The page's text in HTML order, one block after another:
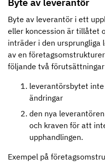
Byte av leverantör i ett
eller koncession är tillåtet
inträder i den
av en
följande två
leverantörsbytet
ändringar
den nya
och kraven för att
upphandlingen.
Exempel på